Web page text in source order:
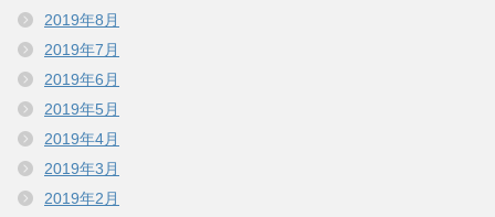
2019年8月
2019年7月
2019年6月
2019年5月
2019年4月
2019年3月
2019年2月